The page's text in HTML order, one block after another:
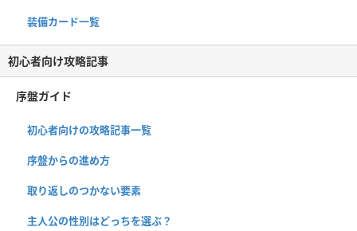
装備カード一覧
初心者向け攻略記事
序盤ガイド
初心者向けの攻略記事一覧
序盤からの進め方
取り返しのつかない要素
主人公の性別はどっちを選ぶ？